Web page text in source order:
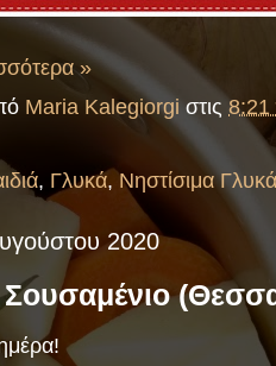
»
Maria Kalegiorgi στις 8:21
, Γλυκά,Νηστίσιμα Γλυκά
2020